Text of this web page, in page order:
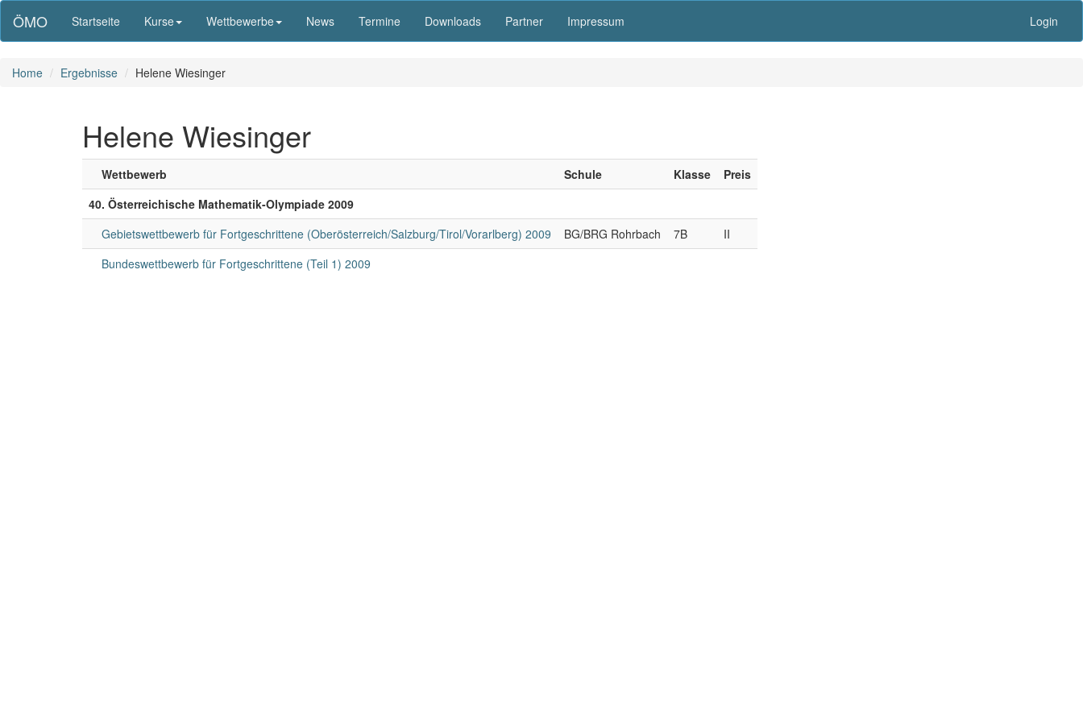
ÖMO Startseite Kurse Wettbewerbe News Termine Downloads Partner Impressum Login
Home Ergebnisse Helene Wiesinger
Helene Wiesinger
Wettbewerb Schule Klasse
Preis
40. Österreichische Mathematik-Olympiade 2009
Gebietswettbewerb für Fortgeschrittene (Oberösterreich/Salzburg/Tirol/Vorarlberg) 2009
BG/BRG Rohrbach 7B
II
Bundeswettbewerb für Fortgeschrittene (Teil 1) 2009